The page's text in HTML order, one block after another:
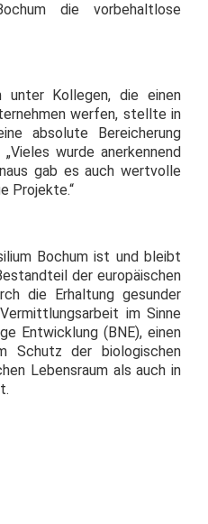
die vorbehaltlose
unter Kollegen, die einen
werfen, stellte in
absolute Bereicherung
wurde anerkennend
gab es auch wertvolle
Projekte.“
Bochum ist und bleibt
der europäischen
die Erhaltung gesunder
im Sinne
Entwicklung (BNE), einen
Schutz der biologischen
Lebensraum als auch in